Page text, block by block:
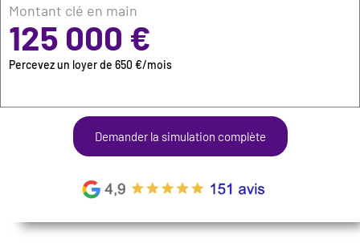
Montant clé en main
125 000 €
Percevez un loyer de 650 €/mois
Demander la simulation complète